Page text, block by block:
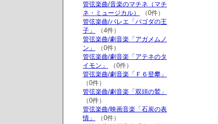
管弦楽曲/音楽のマチネ（マチ
ネ・ミュージカル）
（0件）
管弦楽曲/バレエ「パゴダの王
子」
（4件）
管弦楽曲/劇音楽「アガメムノ
ン」
（0件）
管弦楽曲/劇音楽「アテネのタ
イモン」
（0件）
管弦楽曲/劇音楽「Ｆ６登攀」
（0件）
管弦楽曲/劇音楽「双頭の鷲」
（0件）
管弦楽曲/映画音楽「石炭の表
情」
（0件）